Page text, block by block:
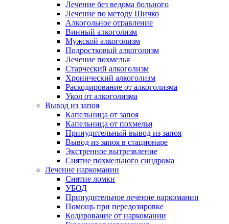
Лечение без ведома больного
Лечение по методу Шичко
Алкогольное отравление
Винный алкоголизм
Мужской алкоголизм
Подростковый алкоголизм
Лечение похмелья
Старческий алкоголизм
Хронический алкоголизм
Раскодирование от алкоголизма
Укол от алкоголизма
Вывод из запоя
Капельница от запоя
Капельница от похмелья
Принудительный вывод из запоя
Вывод из запоя в стационаре
Экстренное вытрезвление
Снятие похмельного синдрома
Лечение наркомании
Снятие ломки
УБОД
Принудительное лечение наркомании
Помощь при передозировке
Кодирование от наркомании